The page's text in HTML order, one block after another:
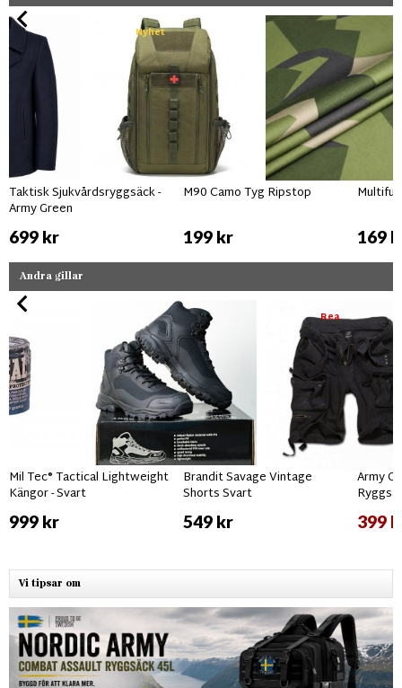
Nyhet
Taktisk Sjukvårdsryggsäck -
Army Green
699 kr
M90 Camo Tyg Ripstop
199 kr 169
Andra gillar
Mil Tec® Tactical Lightweight
Kängor - Svart
999 kr
Rea
Brandit Savage Vintage
Shorts Svart
549 kr
Army
399
Vi tipsar om